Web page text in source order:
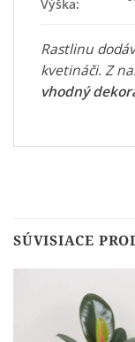
Výška:
Rastlinu
kvetináči. Z
vhodný
SÚVISIACE